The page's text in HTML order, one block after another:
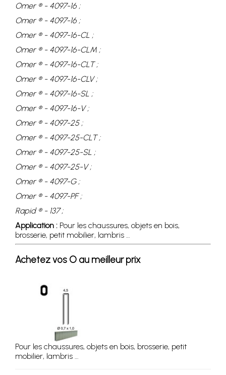
Omer ® - 4097-16 ;
Omer ® - 4097-16 ;
Omer ® - 4097-16-CL ;
Omer ® - 4097-16-CLM ;
Omer ® - 4097-16-CLT ;
Omer ® - 4097-16-CLV ;
Omer ® - 4097-16-SL ;
Omer ® - 4097-16-V ;
Omer ® - 4097-25 ;
Omer ® - 4097-25-CLT ;
Omer ® - 4097-25-SL ;
Omer ® - 4097-25-V ;
Omer ® - 4097-G ;
Omer ® - 4097-PF ;
Rapid ® - 137 ;
Application : Pour les chaussures, objets en bois,
brosserie, petit mobilier, lambris …
Achetez vos O au meilleur prix
Pour les chaussures, objets en bois, brosserie, petit
mobilier, lambris …